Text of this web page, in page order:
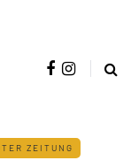
ZEITUNG